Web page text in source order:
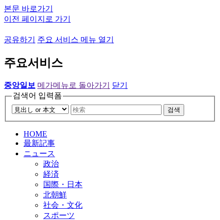
본문 바로가기
이전 페이지로 가기
공유하기 주요 서비스 메뉴 열기
주요서비스
중앙일보 메가메뉴로 돌아가기
닫기
검색어 입력폼
검색
HOME
最新記事
ニュース
政治
経済
国際・日本
北朝鮮
社会・文化
スポーツ